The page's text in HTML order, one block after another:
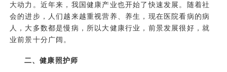
大动力。近年来，我国健康产业也开始了快速发展。随着社
会的进步，人们越来越重视营养、养生，现在医院看病的病
人，大多数都是慢病，所以大健康行业，前景发展很好，就
业前景十分广阔。
二、健康照护师